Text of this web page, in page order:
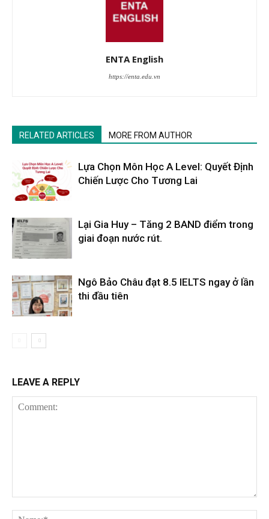
ENTA English
https://enta.edu.vn
RELATED ARTICLES MORE FROM AUTHOR
Lựa Chọn Môn Học A Level: Quyết Định
Chiến Lược Cho Tương Lai
Lại Gia Huy – Tăng 2 BAND điểm trong
giai đoạn nước rút.
Ngô Bảo Châu đạt 8.5 IELTS ngay ở lần
thi đầu tiên
LEAVE A REPLY